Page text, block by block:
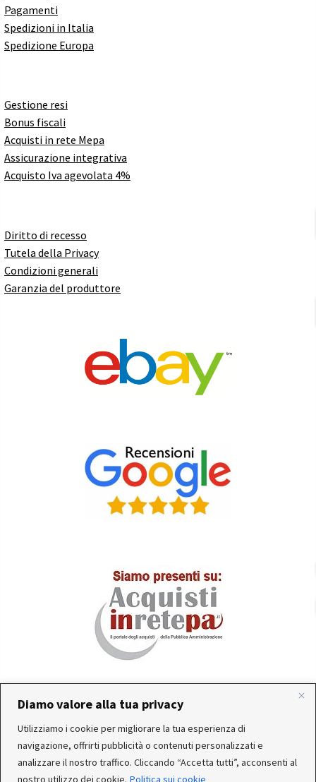
Diamo valore alla tua privacy
Utilizziamo i cookie per migliorare la tua esperienza di
navigazione, offrirti pubblicità o contenuti personalizzati e
analizzare il nostro traffico. Cliccando “Accetta tutti”, acconsenti al
nostro utilizzo dei cookie. Politica sui cookie
In occasione delle FERIE ESTIVE, alcune aziende
produttrici e corrieri potrebbero sospendere o rallentare
temporaneamente le attività. Per questo motivo, gli
ordini di alcuni reparti (Utensileria - Ferramenta - arredo)
Pagamenti
Spedizioni in Italia
Spedizione Europa
Gestione resi
Bonus fiscali
Acquisti in rete Mepa
Assicurazione integrativa
Acquisto Iva agevolata 4%
Diritto di recesso
Tutela della Privacy
Condizioni generali
Garanzia del produttore
Servizio clienti attivo: Da Lunedì a Venerdì dalle 10:30 alle
12:30 e dalle 15:30 alle 17:30